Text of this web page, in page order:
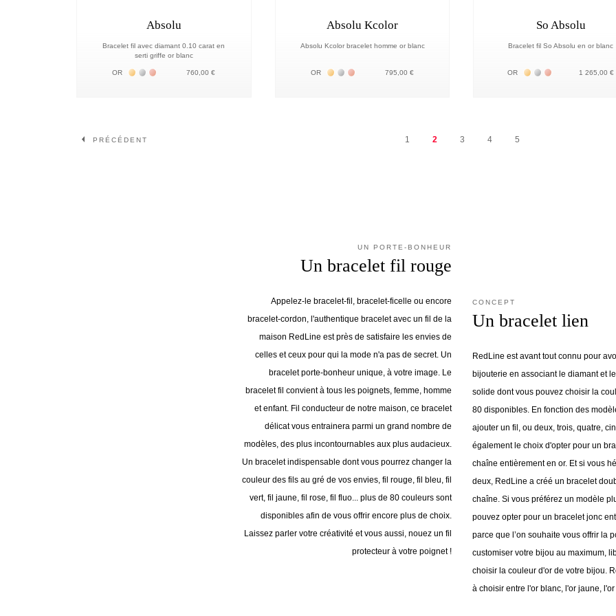
Absolu
Bracelet fil avec diamant 0.10 carat en
serti griffe or blanc
OR Жёлтое золото 18К
Белое золото 18К
Розовое золото 18К
760,00 €
Absolu Kcolor
Absolu Kcolor bracelet homme or blanc
OR Жёлтое золото 18К
Белое золото 18К
Розовое золото 18К
795,00 €
So Absolu
Bracelet fil So Absolu en or blanc
OR Жёлтое золото 18К
Белое золото 18К
Розовое золото
1 265,00 €
Page
PRÉCÉDENT 1 2 3 4 5
UN PORTE-BONHEUR
Un bracelet fil rouge
Appelez-le bracelet-fil, bracelet-ficelle ou encore
bracelet-cordon, l'authentique bracelet avec un fil de la
maison RedLine est près de satisfaire les envies de
celles et ceux pour qui la mode n'a pas de secret. Un
bracelet porte-bonheur unique, à votre image. Le
bracelet fil convient à tous les poignets, femme, homme
et enfant. Fil conducteur de notre maison, ce bracelet
délicat vous entrainera parmi un grand nombre de
modèles, des plus incontournables aux plus audacieux.
Un bracelet indispensable dont vous pourrez changer la
couleur des fils au gré de vos envies, fil rouge, fil bleu, fil
vert, fil jaune, fil rose, fil fluo... plus de 80 couleurs sont
disponibles afin de vous offrir encore plus de choix.
Laissez parler votre créativité et vous aussi, nouez un fil
protecteur à votre poignet !
CONCEPT
Un bracelet lien
RedLine est avant tout connu pour
bijouterie en associant le diamant et
solide dont vous pouvez choisir la
80 disponibles. En fonction des
ajouter un fil, ou deux, trois, quatre,
également le choix d'opter pour un
chaîne entièrement en or. Et si vous
deux, RedLine a créé un bracelet
chaîne. Si vous préférez un modèle
pouvez opter pour un bracelet jonc
parce que l’on souhaite vous offrir la
customiser votre bijou au maximum,
choisir la couleur d'or de votre bijou.
à choisir entre l'or blanc, l'or jaune,